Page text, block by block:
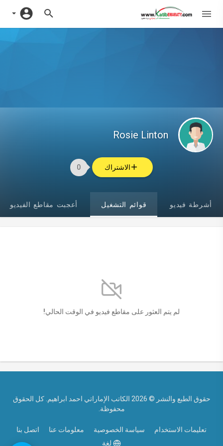
Rosie Linton
الاشتراك 0
أشرطة فيديو قوائم التشغيل أعجبت مقاطع الفيديو
لم يتم العثور على مقاطع فيديو في الوقت الحالي!
حقوق الطبع والنشر © 2026 الكاتب الإماراتي احمد ابراهيم. كل الحقوق
محفوظة.
تعليمات الاستخدام سياسة الخصوصية معلومات عنا
اتصل بنا
لغة